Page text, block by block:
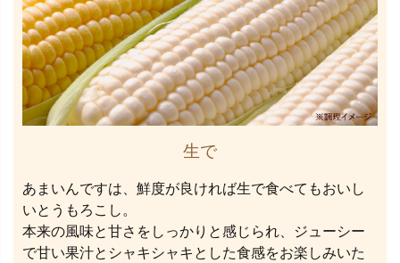
生で
あまいんですは、鮮度が良ければ生で食べてもおいし
いとうもろこし。
本来の風味と甘さをしっかりと感じられ、ジューシー
で甘い果汁とシャキシャキとした食感をお楽しみいた